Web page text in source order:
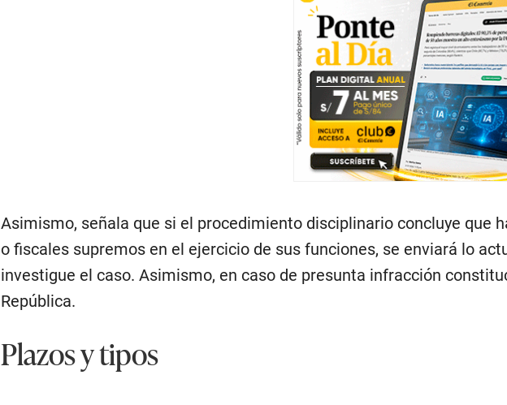
Asimismo, señala que si el procedimiento disciplinario concluye que
o fiscales supremos en el ejercicio de sus funciones, se enviará lo
investigue el caso. Asimismo, en caso de presunta infracción
República.
Plazos y tipos